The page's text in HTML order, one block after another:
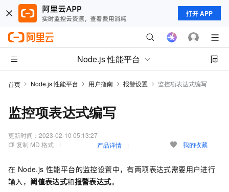
打开 APP
Node.js 性能平台
首页 Node.js 性能平台 用户指南 报警设置 监控项表达式编写
监控项表达式编写
更新时间： 2023-02-10 05:13:27
复制 MD 格式
产品详情 我的收藏
在 Node.js 性能平台的监控设置中，有两项表达式需要用户进行
输入， 阈值表达式和报警表达式。